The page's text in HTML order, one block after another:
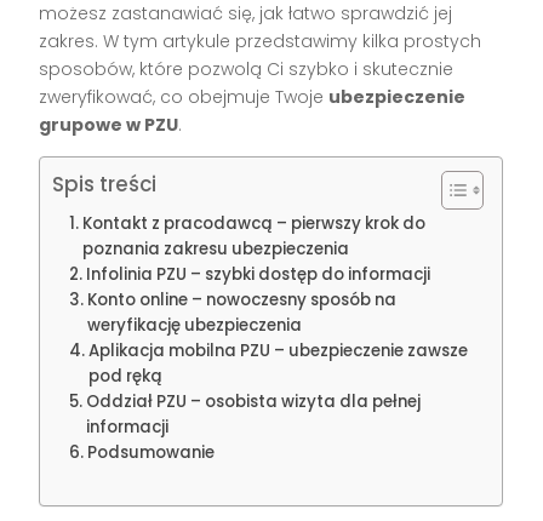
możesz zastanawiać się, jak łatwo sprawdzić jej
zakres. W tym artykule przedstawimy kilka prostych
sposobów, które pozwolą Ci szybko i skutecznie
zweryfikować, co obejmuje Twoje ubezpieczenie
grupowe w PZU.
Spis treści
Kontakt z pracodawcą – pierwszy krok do
poznania zakresu ubezpieczenia
Infolinia PZU – szybki dostęp do informacji
Konto online – nowoczesny sposób na
weryfikację ubezpieczenia
Aplikacja mobilna PZU – ubezpieczenie zawsze
pod ręką
Oddział PZU – osobista wizyta dla pełnej
informacji
Podsumowanie